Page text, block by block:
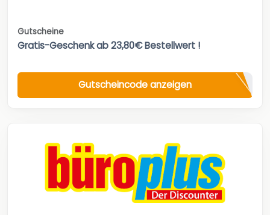
Gutscheine
Gratis-Geschenk ab 23,80€ Bestellwert !
Gutscheincode anzeigen